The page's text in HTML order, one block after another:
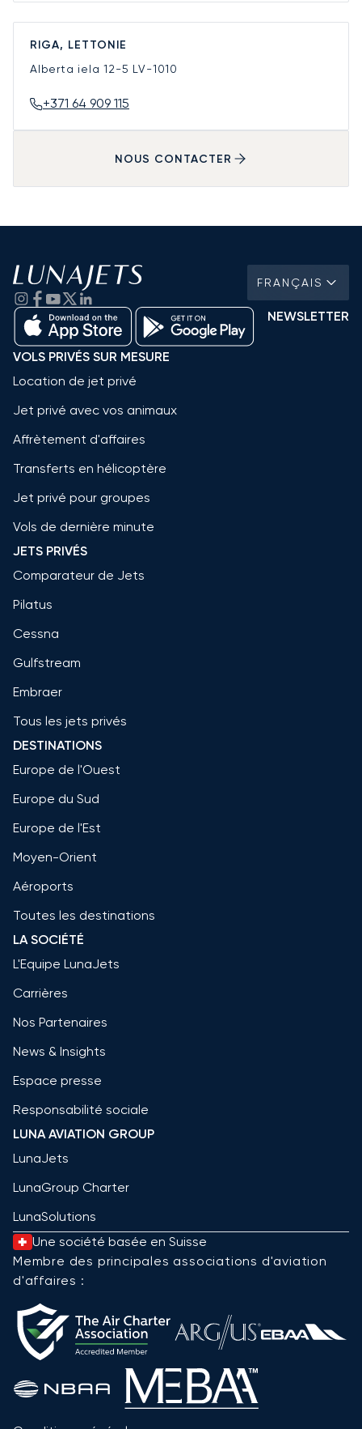
RIGA, LETTONIE
Alberta iela 12-5 LV-1010
+371 64 909 115
NOUS CONTACTER
FRANÇAIS
NEWSLETTER
VOLS PRIVÉS SUR MESURE
Location de jet privé
Jet privé avec vos animaux
Affrètement d'affaires
Transferts en hélicoptère
Jet privé pour groupes
Vols de dernière minute
JETS PRIVÉS
Comparateur de Jets
Pilatus
Cessna
Gulfstream
Embraer
Tous les jets privés
DESTINATIONS
Europe de l'Ouest
Europe du Sud
Europe de l'Est
Moyen-Orient
Aéroports
Toutes les destinations
LA SOCIÉTÉ
L'Equipe LunaJets
Carrières
Nos Partenaires
News & Insights
Espace presse
Responsabilité sociale
LUNA AVIATION GROUP
LunaJets
LunaGroup Charter
LunaSolutions
Une société basée en Suisse
Membre des principales associations d'aviation
d'affaires :